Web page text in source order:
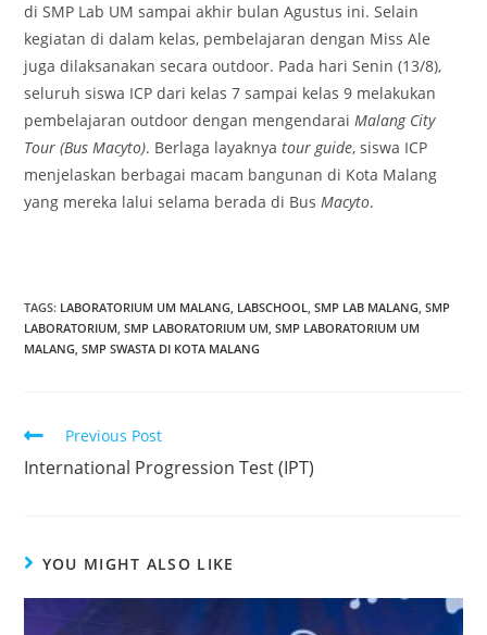
di SMP Lab UM sampai akhir bulan Agustus ini. Selain
kegiatan di dalam kelas, pembelajaran dengan Miss Ale
juga dilaksanakan secara outdoor. Pada hari Senin (13/8),
seluruh siswa ICP dari kelas 7 sampai kelas 9 melakukan
pembelajaran outdoor dengan mengendaraiMalang City
Tour (Bus Macyto). Berlaga layaknyatour guide, siswa ICP
menjelaskan berbagai macam bangunan di Kota Malang
yang mereka lalui selama berada di BusMacyto.
TAGS: LABORATORIUM UM MALANG, LABSCHOOL, SMP LAB MALANG, SMP
LABORATORIUM, SMP LABORATORIUM UM, SMP LABORATORIUM UM
MALANG, SMP SWASTA DI KOTA MALANG
Previous Post
International Progression Test (IPT)
YOU MIGHT ALSO LIKE